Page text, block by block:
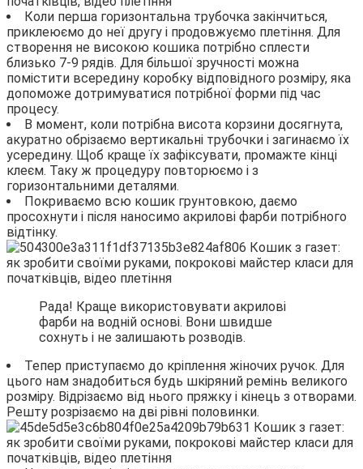
Коли перша горизонтальна трубочка закінчиться,
приклеюємо до неї другу і продовжуємо плетіння. Для
створення не високою кошика потрібно сплести
близько 7-9 рядів. Для більшої зручності можна
помістити всередину коробку відповідного розміру, яка
допоможе дотримуватися потрібної форми під час
процесу.
В момент, коли потрібна висота корзини досягнута,
акуратно обрізаємо вертикальні трубочки і загинаємо їх
усередину. Щоб краще їх зафіксувати, промажте кінці
клеєм. Таку ж процедуру повторюємо і з
горизонтальними деталями.
Покриваємо всю кошик грунтовкою, даємо
просохнути і після наносимо акрилові фарби потрібного
відтінку.
Рада! Краще використовувати акрилові
фарби на водній основі. Вони швидше
сохнуть і не залишають розводів.
Тепер приступаємо до кріплення жіночих ручок. Для
цього нам знадобиться будь шкіряний ремінь великого
розміру. Відрізаємо від нього пряжку і кінець з отворами.
Решту розрізаємо на дві рівні половинки.